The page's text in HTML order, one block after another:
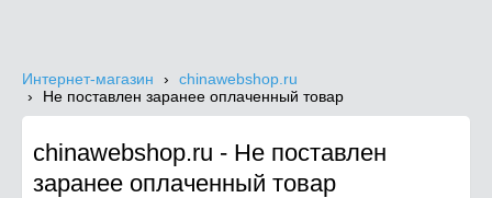
Интернет-магазин
chinawebshop.ru
Не поставлен заранее оплаченный товар
chinawebshop.ru - Не поставлен
заранее оплаченный товар